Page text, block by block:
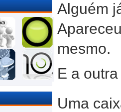
Alguém
mesmo.
E a
Uma